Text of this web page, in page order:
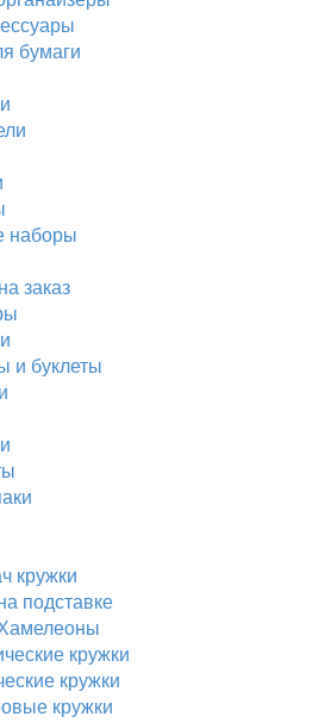
бумаги
наборы
заказ
и буклеты
кружки
подставке
кружки
кружки
кружки